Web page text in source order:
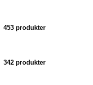
453 produkter
342 produkter